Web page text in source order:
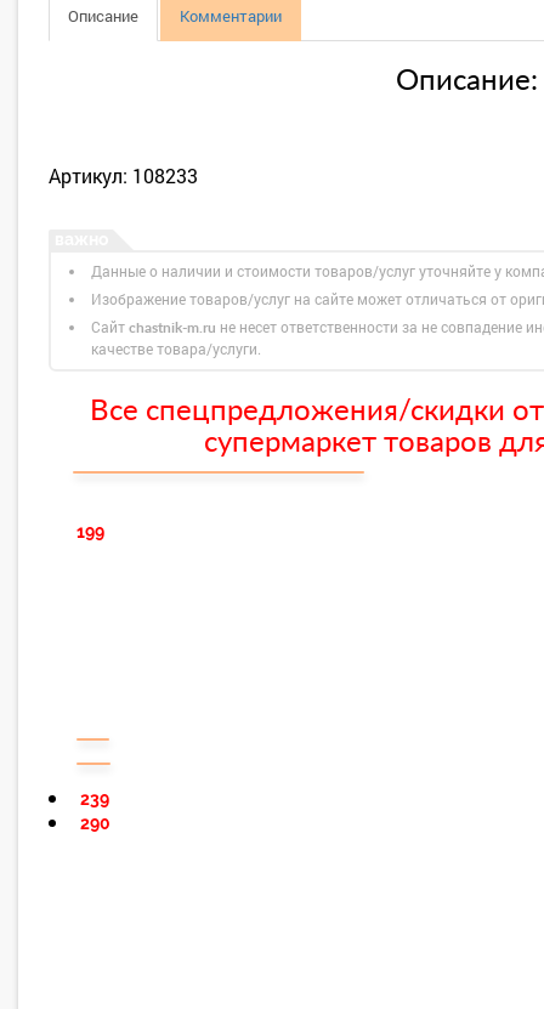
Описание Комментарии
Описание:
Артикул: 108233
Данные о наличии и стоимости товаров/услуг уточняйте у
Изображение товаров/услуг на сайте может отличаться от
Сайт chastnik-m.ru не несет ответственности за не совпадение
качестве товара/услуги.
Все спецпредложения/скидки
супермаркет товаров
199
239
290